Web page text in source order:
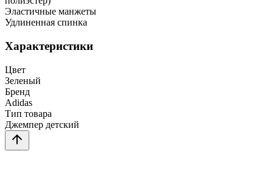
Эластичные манжеты
Удлиненная спинка
Характеристики
Цвет
Зеленый
Бренд
Adidas
Тип товара
Джемпер детский